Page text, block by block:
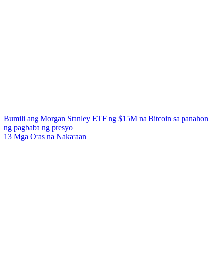
Bumili ang Morgan Stanley ETF ng $15M na Bitcoin sa panahon
ng pagbaba ng presyo
13 Mga Oras na Nakaraan